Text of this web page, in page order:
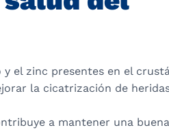
y el zinc presentes en el
la cicatrización de
a mantener una